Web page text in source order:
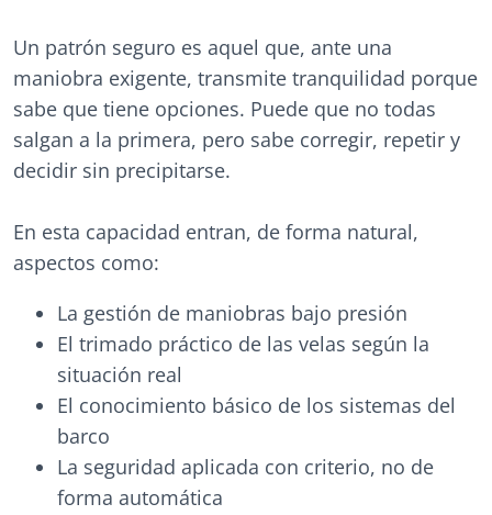
Un patrón seguro es aquel que, ante una
maniobra exigente, transmite tranquilidad porque
sabe que tiene opciones. Puede que no todas
salgan a la primera, pero sabe corregir, repetir y
decidir sin precipitarse.
En esta capacidad entran, de forma natural,
aspectos como:
La gestión de maniobras bajo presión
El trimado práctico de las velas según la
situación real
El conocimiento básico de los sistemas del
barco
La seguridad aplicada con criterio, no de
forma automática